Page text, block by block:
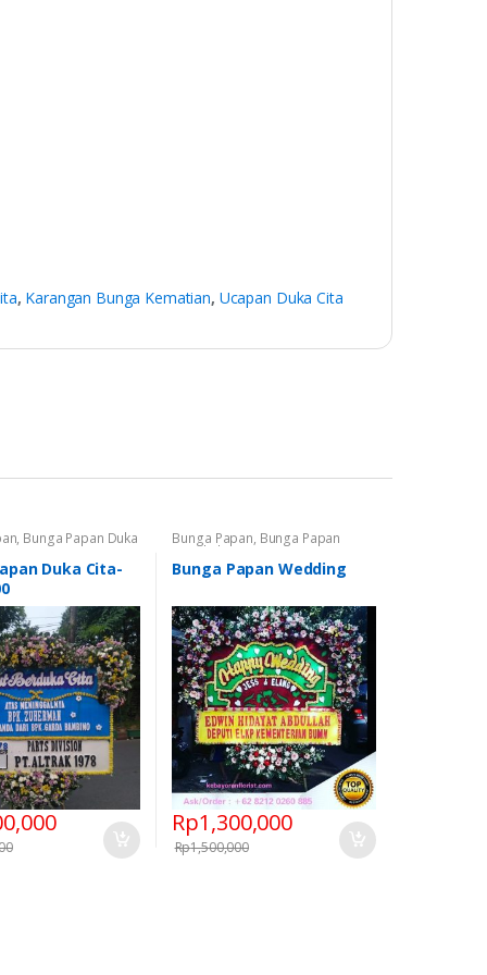
, Karangan Bunga Kematian, Ucapan Duka Cita
, Bunga Papan Duka
Bunga Papan
Duka Cita-
Bunga Papan, Bunga Papan
Pernikahan
Bunga Papan Wedding
Rp1,300,000
Rp1,500,000